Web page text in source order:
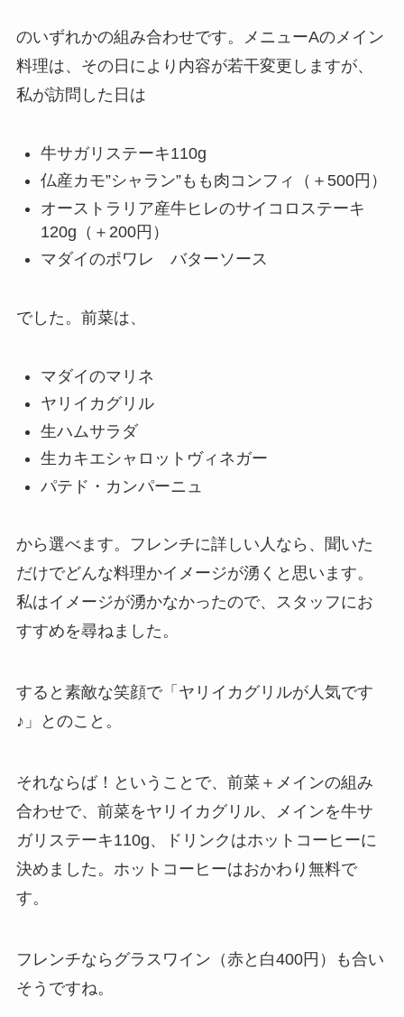
のいずれかの組み合わせです。メニューAのメイン
料理は、その日により内容が若干変更しますが、
私が訪問した日は
牛サガリステーキ110g
仏産カモ”シャラン”もも肉コンフィ（＋500円）
オーストラリア産牛ヒレのサイコロステーキ
120g（＋200円）
マダイのポワレ バターソース
でした。前菜は、
マダイのマリネ
ヤリイカグリル
生ハムサラダ
生カキエシャロットヴィネガー
パテド・カンパーニュ
から選べます。フレンチに詳しい人なら、聞いた
だけでどんな料理かイメージが湧くと思います。
私はイメージが湧かなかったので、スタッフにお
すすめを尋ねました。
すると素敵な笑顔で「ヤリイカグリルが人気です
♪」とのこと。
それならば！ということで、前菜＋メインの組み
合わせで、前菜をヤリイカグリル、メインを牛サ
ガリステーキ110g、ドリンクはホットコーヒーに
決めました。ホットコーヒーはおかわり無料で
す。
フレンチならグラスワイン（赤と白400円）も合い
そうですね。